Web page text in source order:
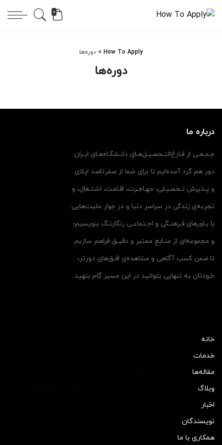
0
How To Apply
> دوره‌ها
دوره‌ها
درباره ما
جـمـعـی از فـارغ‌التـحصیـل‌هـای دانـشگـاه‌هـای ایـران
دور هم گرد آمده‌ایم تا برای شما از صفرتاصد اپلای
و پـذیرش تـحصیـلی، مهـاجـرت، اقـامت، اشتـغال، و
تجربه‌ی زندگی در سراسر دنیا و در جوار ملیت‌هایی
با بـاورهای فـرهنـگی و اجـتماعـی رنگارنـگ بنویسیم؛
و مجموعه‌ای از منـابع معتبر و دقیـق فراهم سازیم
تا ضمن کسب آگاهی و مشاهده‌ی افـق‌های دورتر،
خـودتان به تنهایی بتوانید در این مسیر گام بنهید.
خانه
خدمات
مقاله‌ها
وبلاگ
اخبار
نویسندگان
همکاری با ما